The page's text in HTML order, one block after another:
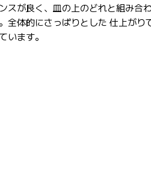
スが良く、皿の上のどれと組み合
全体的にさっぱりとした 仕上がり
います。